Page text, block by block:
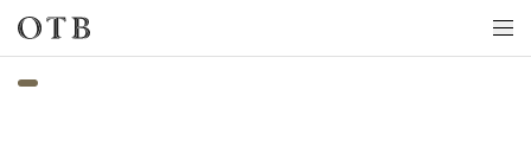
Skip to main content